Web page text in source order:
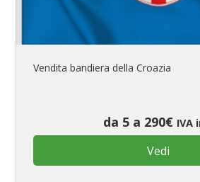
Vendita bandiera della Croazia
da 5 a 290€ IVA
Vedi